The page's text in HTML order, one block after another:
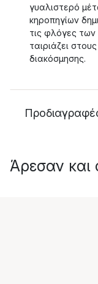
γυαλιστερό
κηροπηγίων
τις φλόγες των
ταιριάζει
διακόσμησης.
Άρεσαν και